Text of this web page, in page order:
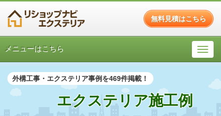
無料見積はこちら
メニューはこちら
外構工事・エクステリア事例を469件掲載！
エクステリア施工例